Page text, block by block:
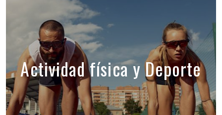
Actividad física y Deporte